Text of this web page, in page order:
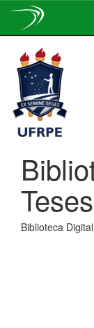
navigation
Biblioteca